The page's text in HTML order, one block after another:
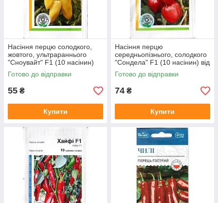
Насіння перцю солодкого,
жовтого, ультрараннього
"Сноувайт" F1 (10 насінин)
від Rijk Zwaan, Голландія
Готово до відправки
55 ₴
Купити
Насіння перцю
середньопізнього, солодкого
"Сондела" F1 (10 насінин) від
Rijk Zwaan, Голландія
Готово до відправки
74 ₴
Купити